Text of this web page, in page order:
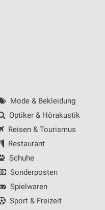
Mode & Bekleidung
Optiker & Hörakustik
Reisen & Tourismus
Restaurant
Schuhe
Sonderposten
Spielwaren
Sport & Freizeit